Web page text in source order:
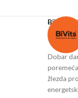
BiVits
24/04/
Dobar
žlezda